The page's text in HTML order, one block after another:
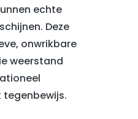
echte
Deze
onwrikbare
weerstand
tegenbewijs.